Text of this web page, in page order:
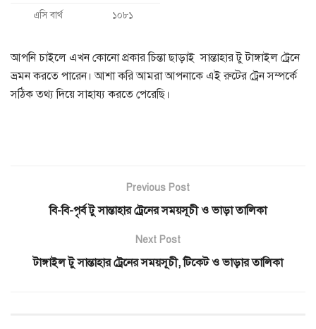
এসি বার্থ ১০৮১
আপনি চাইলে এখন কোনো প্রকার চিন্তা ছাড়াই সান্তাহার টু টাঙ্গাইল ট্রেনে
ভ্রমন করতে পারেন। আশা করি আমরা আপনাকে এই রুটের ট্রেন সম্পর্কে
সঠিক তথ্য দিয়ে সাহায্য করতে পেরেছি।
Previous Post
বি-বি-পৃর্ব টু সান্তাহার ট্রেনের সময়সূচী ও ভাড়া তালিকা
Next Post
টাঙ্গাইল টু সান্তাহার ট্রেনের সময়সূচী, টিকেট ও ভাড়ার তালিকা